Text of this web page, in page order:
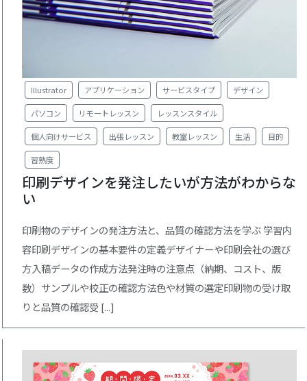
Illustrator アプリケーション サービスタイプ デザイン
パソコン リモートレッスン レッスンスタイル
個人向けサービス 出張レッスン 教室レッスン 生活 目的
習熟度
印刷デザインを発注したいが方法がわからな
い
印刷物のデザインの発注方法と、品質の確認方法を学ぶ 学習内
容印刷デザインの基本要件の定義デザイナーや印刷会社の選び
方入稿データの作成方法発注時の注意点（納期、コスト、版
数）サンプルや校正の確認方法色や材質の選定印刷物の受け取
りと品質の確認受 [...]